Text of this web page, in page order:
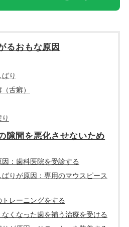
るおもな原因
り
舌癖）
隙間を悪化させないため
：歯科医院を受診する
りが原因：専用のマウスピース
レーニングをする
くなった歯を補う治療を受ける